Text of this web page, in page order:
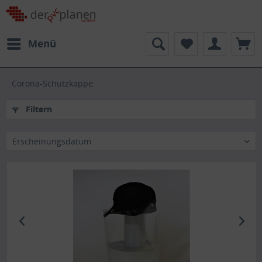
Menü
Corona-Schutzkappe
Filtern
Erscheinungsdatum